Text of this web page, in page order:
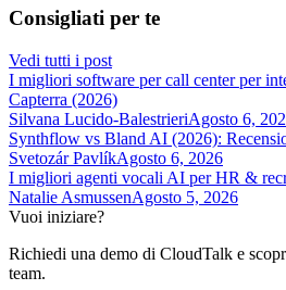
Consigliati per te
Vedi tutti i post
I migliori software per call center per
Capterra (2026)
Silvana Lucido-BalestrieriAgosto 6,
Synthflow vs Bland AI (2026):
Svetozár PavlíkAgosto 6, 2026
I migliori agenti vocali AI per HR &
Natalie AsmussenAgosto 5, 2026
Vuoi iniziare?
Richiedi una demo di CloudTalk e
team.